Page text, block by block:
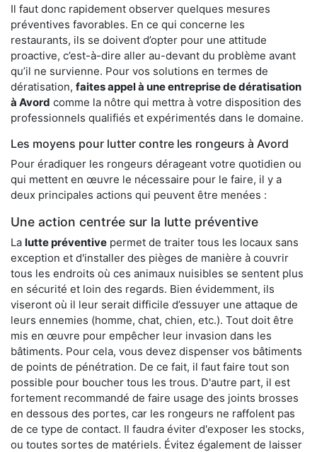
Il faut donc rapidement observer quelques mesures
préventives favorables. En ce qui concerne les
restaurants, ils se doivent d’opter pour une attitude
proactive, c’est-à-dire aller au-devant du problème avant
qu’il ne survienne. Pour vos solutions en termes de
dératisation, faites appel à une entreprise de dératisation
à Avord comme la nôtre qui mettra à votre disposition des
professionnels qualifiés et expérimentés dans le domaine.
Les moyens pour lutter contre les rongeurs à Avord
Pour éradiquer les rongeurs dérageant votre quotidien ou
qui mettent en œuvre le nécessaire pour le faire, il y a
deux principales actions qui peuvent être menées :
Une action centrée sur la lutte préventive
La lutte préventive permet de traiter tous les locaux sans
exception et d'installer des pièges de manière à couvrir
tous les endroits où ces animaux nuisibles se sentent plus
en sécurité et loin des regards. Bien évidemment, ils
viseront où il leur serait difficile d’essuyer une attaque de
leurs ennemies (homme, chat, chien, etc.). Tout doit être
mis en œuvre pour empêcher leur invasion dans les
bâtiments. Pour cela, vous devez dispenser vos bâtiments
de points de pénétration. De ce fait, il faut faire tout son
possible pour boucher tous les trous. D'autre part, il est
fortement recommandé de faire usage des joints brosses
en dessous des portes, car les rongeurs ne raffolent pas
de ce type de contact. Il faudra éviter d'exposer les stocks,
ou toutes sortes de matériels. Évitez également de laisser